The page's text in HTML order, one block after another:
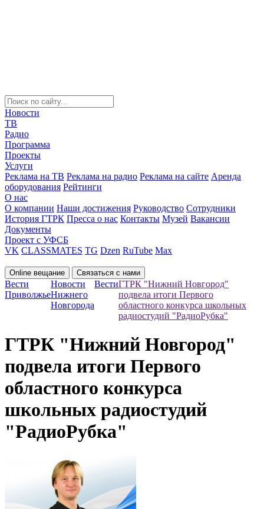
Новости
ТВ
Радио
Программа
Проекты
Услуги
Реклама на ТВ Реклама на радио Реклама на сайте Аренда
оборудования Рейтинги
О нас
О компании Наши достижения Руководство Сотрудники
История ГТРК Пресса о нас Контакты Музей Вакансии
Документы
Проект с УФСБ
VK CLASSMATES TG Dzen RuTube Max
Online вещание Связаться с нами
Вести
Приволжье
Новости
Нижнего
Новгорода
ВестиГТРК "Нижний Новгород"
подвела итоги Первого
областного конкурса школьных
радиостудий "РадиоРубка"
ГТРК "Нижний Новгород"
подвела итоги Первого
областного конкурса
школьных радиостудий
"РадиоРубка"